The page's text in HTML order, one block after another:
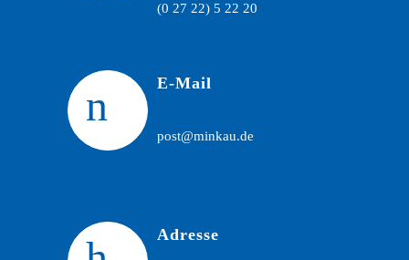
(0 27 22) 5 22 20
E-Mail
post@minkau.de
Adresse